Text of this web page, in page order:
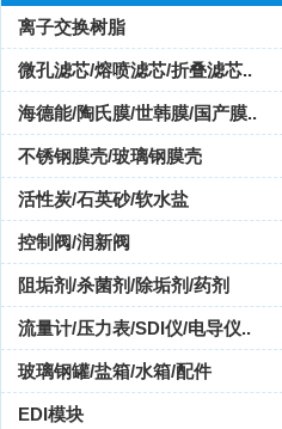
离子交换树脂
微孔滤芯/熔喷滤芯/折叠滤芯..
海德能/陶氏膜/世韩膜/国产膜..
不锈钢膜壳/玻璃钢膜壳
活性炭/石英砂/软水盐
控制阀/润新阀
阻垢剂/杀菌剂/除垢剂/药剂
流量计/压力表/SDI仪/电导仪..
玻璃钢罐/盐箱/水箱/配件
EDI模块